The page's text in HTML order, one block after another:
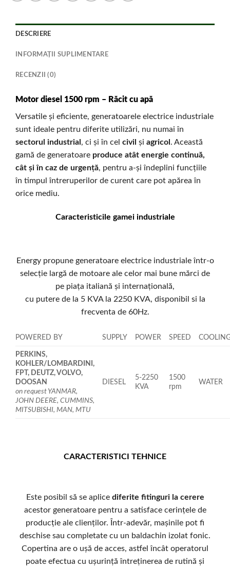
DESCRIERE
INFORMAȚII SUPLIMENTARE
RECENZII (0)
Motor diesel 1500 rpm – Răcit cu apă
Versatile și eficiente, generatoarele electrice industriale
sunt ideale pentru diferite utilizări, nu numai în
sectorul industrial , ci și în cel civil și agricol . Această
gamă de generatoare produce atât energie continuă,
cât și în caz de urgență, pentru a-și îndeplini funcțiile
în timpul întreruperilor de curent care pot apărea în
orice mediu.
Caracteristicile gamei industriale
Energy propune generatoare electrice industriale într-o
selecție largă de motoare ale celor mai bune mărci de
pe piața italiană și internațională,
cu putere de la 5 KVA la 2250 KVA, disponibil si la
frecventa de 60Hz.
POWERED BY SUPPLY POWER SPEED
PERKINS,
KOHLER/LOMBARDINI,
FPT, DEUTZ, VOLVO,
DOOSAN
on request YANMAR,
JOHN DEERE, CUMMINS,
MITSUBISHI, MAN, MTU
DIESEL
5-2250
KVA
1500
rpm
WATER
CARACTERISTICI TEHNICE
Este posibil să se aplice diferite fitinguri la cerere
acestor generatoare pentru a satisface cerințele de
producție ale clienților. Într-adevăr, mașinile pot fi
deschise sau completate cu un baldachin izolat fonic.
Copertina are o ușă de acces, astfel încât operatorul
poate efectua cu ușurință întreținerea de rutină și